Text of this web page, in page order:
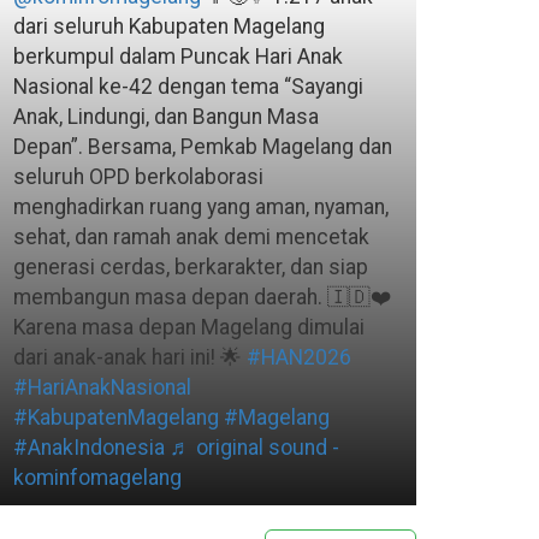
dari seluruh Kabupaten Magelang
berkumpul dalam Puncak Hari Anak
Nasional ke-42 dengan tema “Sayangi
Anak, Lindungi, dan Bangun Masa
Depan”. Bersama, Pemkab Magelang dan
seluruh OPD berkolaborasi
menghadirkan ruang yang aman, nyaman,
sehat, dan ramah anak demi mencetak
generasi cerdas, berkarakter, dan siap
membangun masa depan daerah. 🇮🇩❤️
Karena masa depan Magelang dimulai
dari anak-anak hari ini! 🌟 #HAN2026
#HariAnakNasional
#KabupatenMagelang #Magelang
#AnakIndonesia ♬ original sound -
kominfomagelang